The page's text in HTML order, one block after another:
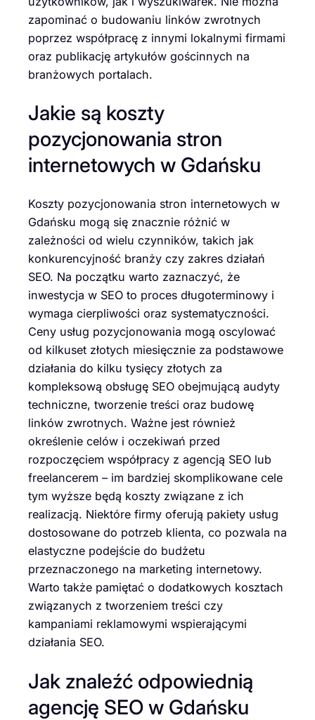
zapominać o budowaniu linków zwrotnych
poprzez współpracę z innymi lokalnymi firmami
oraz publikację artykułów gościnnych na
branżowych portalach.
Jakie są koszty
pozycjonowania stron
internetowych w Gdańsku
Koszty pozycjonowania stron internetowych w
Gdańsku mogą się znacznie różnić w
zależności od wielu czynników, takich jak
konkurencyjność branży czy zakres działań
SEO. Na początku warto zaznaczyć, że
inwestycja w SEO to proces długoterminowy i
wymaga cierpliwości oraz systematyczności.
Ceny usług pozycjonowania mogą oscylować
od kilkuset złotych miesięcznie za podstawowe
działania do kilku tysięcy złotych za
kompleksową obsługę SEO obejmującą audyty
techniczne, tworzenie treści oraz budowę
linków zwrotnych. Ważne jest również
określenie celów i oczekiwań przed
rozpoczęciem współpracy z agencją SEO lub
freelancerem – im bardziej skomplikowane cele
tym wyższe będą koszty związane z ich
realizacją. Niektóre firmy oferują pakiety usług
dostosowane do potrzeb klienta, co pozwala na
elastyczne podejście do budżetu
przeznaczonego na marketing internetowy.
Warto także pamiętać o dodatkowych kosztach
związanych z tworzeniem treści czy
kampaniami reklamowymi wspierającymi
działania SEO.
Jak znaleźć odpowiednią
agencję SEO w Gdańsku